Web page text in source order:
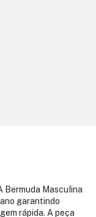
Bermuda Masculina
garantindo
rápida. A peça